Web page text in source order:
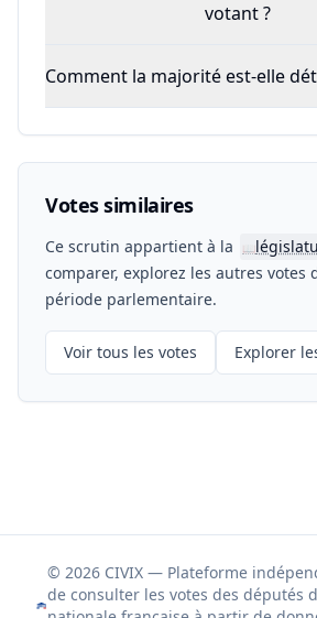
votant ?
Comment la majorité est-elle
Votes similaires
Ce scrutin appartient à la 📖
comparer, explorez les autres votes
période parlementaire.
Voir tous les votes Explorer
© 2026 CIVIX — Plateforme
de consulter les votes des députés